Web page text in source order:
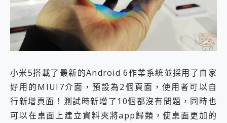
小米5搭載了最新的Android 6作業系統並採用了自家
好用的MIUI7介面，預設為2個頁面，使用者可以自
行新增頁面！測試時新增了10個都沒有問題，同時也
可以在桌面上建立資料夾將app歸類，使桌面更加的